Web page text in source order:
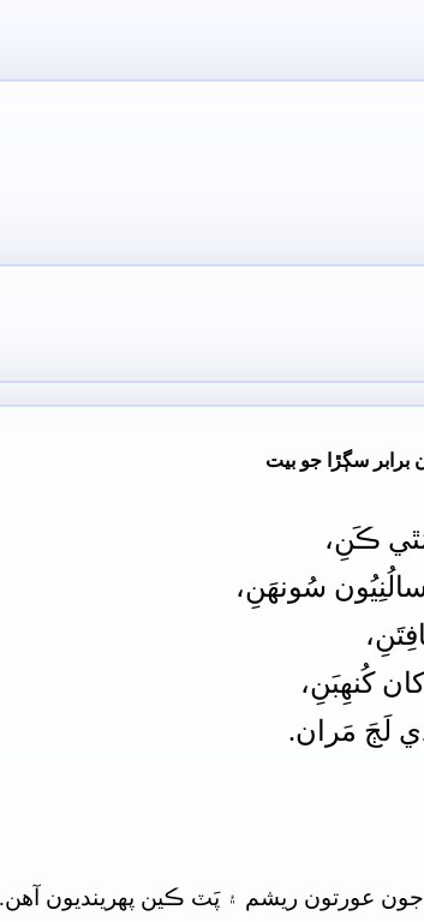
سڳڙا جو بيت
ڪَنِ،
سُونھَنِ،
کان کُنھِبَنِ،
لَڄَ مَران.
عورتون ريشم ۽ پَٽ ڪين پهرينديون